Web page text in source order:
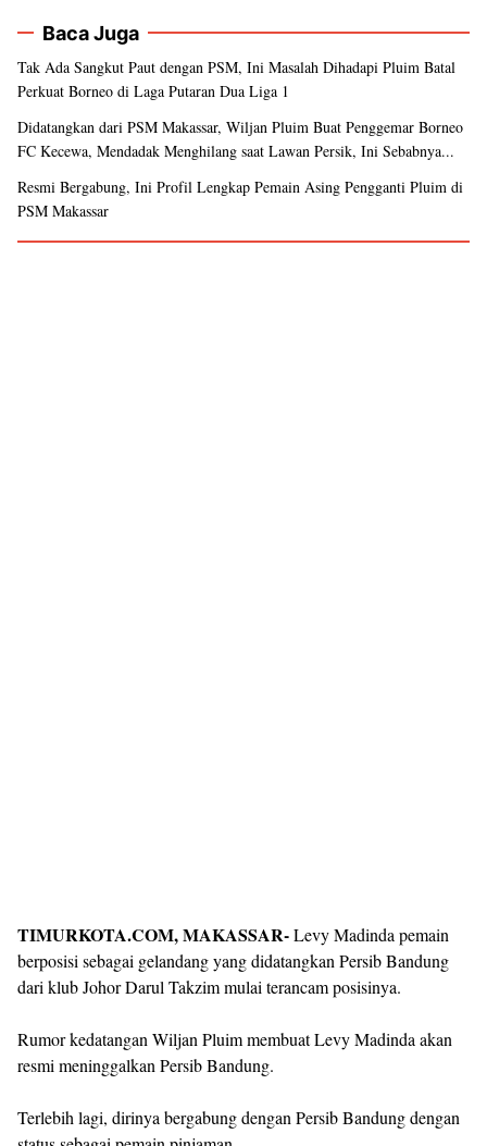
Baca Juga
Tak Ada Sangkut Paut dengan PSM, Ini Masalah Dihadapi Pluim Batal
Perkuat Borneo di Laga Putaran Dua Liga 1
Didatangkan dari PSM Makassar, Wiljan Pluim Buat Penggemar Borneo
FC Kecewa, Mendadak Menghilang saat Lawan Persik, Ini Sebabnya...
Resmi Bergabung, Ini Profil Lengkap Pemain Asing Pengganti Pluim di
PSM Makassar
TIMURKOTA.COM, MAKASSAR-Levy Madinda pemain
berposisi sebagai gelandang yang didatangkan Persib Bandung
dari klub Johor Darul Takzim mulai terancam posisinya.
Rumor kedatangan Wiljan Pluim membuat Levy Madinda akan
resmi meninggalkan Persib Bandung.
Terlebih lagi, dirinya bergabung dengan Persib Bandung dengan